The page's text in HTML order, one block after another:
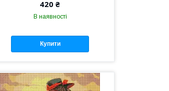
420 ₴
В наявності
Купити